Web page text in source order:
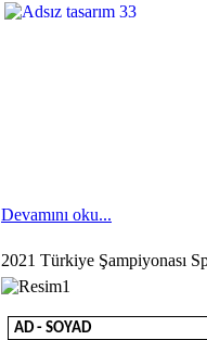
Devamını oku...
2021 Türkiye Şampiyonası
AD - SOYAD